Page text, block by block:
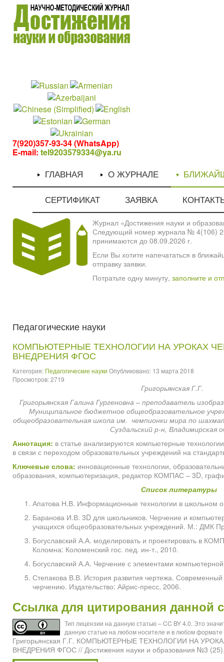
7(920)357-93-34 (WhatsApp)
E-mail: tel9203579334@ya.ru
ГЛАВНАЯ О ЖУРНАЛЕ
СЕРТИФИКАТ ЗАЯВКА
Журнал «Достижения науки и
Следующий номер журнала № 4(106)
принимаются до 08.09.2026 г.
Если Вы хотите напечататься в
отправку заявки.
Потратьте одну минуту, заполните и
Педагогические науки
КОМПЬЮТЕРНЫЕ ТЕХНОЛОГИИ НА УРОКАХ
ВНЕДРЕНИЯ ФГОС
Категория: Педагогические науки Опубликовано: 13 марта 2018
Просмотров: 2719
Григорьянская Г.Г.
Григорьянская Галина Гургеновна – преподаватель
Муниципальное бюджетное общеобразовательное
общеобразовательная школа им. чемпионки мира по
Суздальский р-н, Владимирская
Аннотация: в статье анализируются компьютерные
в связи с переходом образовательных учреждений на
Ключевые слова: инновационные технологии,
образования, компьютеризация, редактор КОМПАС – 3D,
Список литературы
Апатова Н.В. Информационные технологии в школьном
Баранова И.В. 3D для школьников. Черчение и
учащихся общеобразовательных учреждений. М.: ДМК
Богуславский А.А. моделировать и проектировать в
Коломна: Коломенский гос. пед. ин-т., 2010.
Богуславский А.А. Черчение с элементами
Степакова В.В. История развития чертежа.
черчению. Издательство: Айрис-пресс, 2006.
Ссылка для цитирования данной
Тип лицензии на данную статью – CC BY 4.0. Это
данную статью на любом носителе и в любом формате
Григорьянская Г.Г. КОМПЬЮТЕРНЫЕ ТЕХНОЛОГИИ НА
ВНЕДРЕНИЯ ФГОС // Достижения науки и образования №3